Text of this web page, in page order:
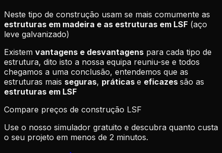
Neste tipo de construção usam se mais comumente as
estruturas em madeira e as estruturas em LSF (aço
leve galvanizado)
Existem vantagens e desvantagens para cada tipo de
estrutura, dito isto a nossa equipa reuniu-se e todos
chegamos a uma conclusão, entendemos que as
estruturas mais seguras, práticas e eficazes são as
estruturas em LSF
Compare preços de construção LSF
Use o nosso simulador gratuito e descubra quanto custa
o seu projeto em menos de 2 minutos.